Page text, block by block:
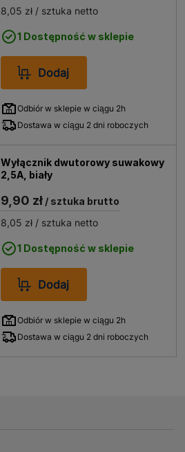
8,05 zł / sztuka netto
1 Dostępność w sklepie
Dodaj
Odbiór w sklepie w ciągu 2h
Dostawa w ciągu 2 dni roboczych
Wyłącznik dwutorowy suwakowy
2,5A, biały
9,90 zł / sztuka brutto
8,05 zł / sztuka netto
1 Dostępność w sklepie
Dodaj
Odbiór w sklepie w ciągu 2h
Dostawa w ciągu 2 dni roboczych